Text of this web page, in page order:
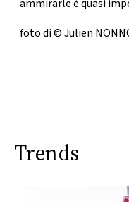
ammirarle è quasi
foto di© Julien
Trends